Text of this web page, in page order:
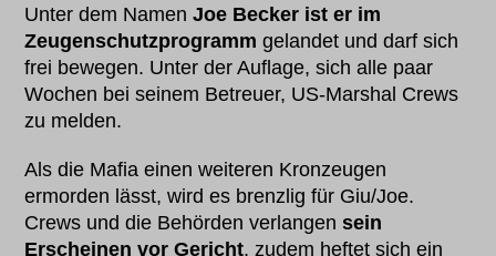
Unter dem NamenJoe Becker ist er im
Zeugenschutzprogramm gelandet und darf sich
frei bewegen. Unter der Auflage, sich alle paar
Wochen bei seinem Betreuer, US-Marshal Crews
zu melden.
Als die Mafia einen weiteren Kronzeugen
ermorden lässt, wird es brenzlig für Giu/Joe.
Crews und die Behörden verlangensein
Erscheinen vor Gericht, zudem heftet sich ein